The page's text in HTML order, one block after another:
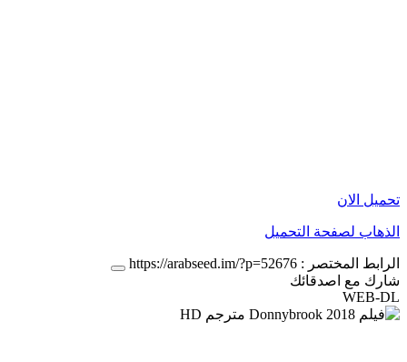
تحميل الان
الذهاب لصفحة التحميل
الرابط المختصر : https://arabseed.im/?p=52676
شارك مع اصدقائك
WEB-DL